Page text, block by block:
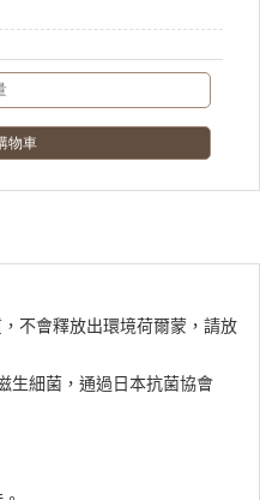
不會釋放出環境荷爾蒙，請放
生細菌，通過日本抗菌協會